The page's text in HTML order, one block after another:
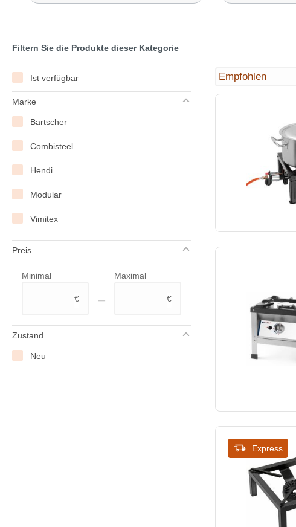
Filtern Sie die Produkte dieser Kategorie
Ist verfügbar
Marke
Bartscher
Combisteel
Hendi
Modular
Vimitex
Preis
Minimal
€ –
Maximal
€
Zustand
Neu
Express